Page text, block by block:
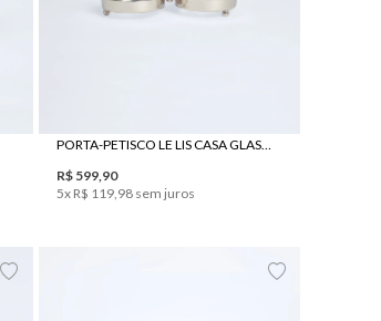
PORTA-PETISCO LE LIS CASA GLASS II
R$ 599, 90
5x R$ 119, 98sem juros